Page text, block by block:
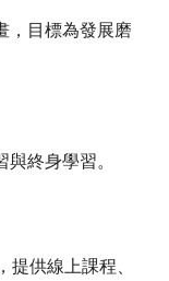
，目標為發展磨
終身學習。
供線上課程、